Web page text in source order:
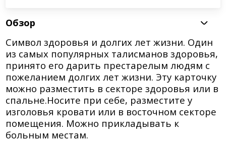
Обзор
Символ здоровья и долгих лет жизни. Один
из самых популярных талисманов здоровья,
принято его дарить престарелым людям с
пожеланием долгих лет жизни. Эту карточку
можно разместить в секторе здоровья или в
спальне.Носите при себе, разместите у
изголовья кровати или в восточном секторе
помещения. Можно прикладывать к
больным местам.